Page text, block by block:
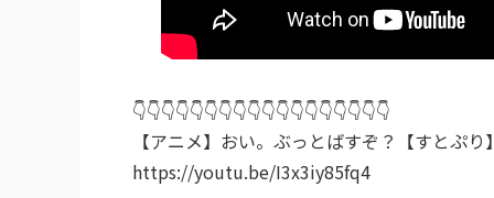
👇👇👇👇👇👇👇👇👇👇👇👇👇👇👇👇👇👇
【アニメ】おい。ぶっとばすぞ？【すとぷり
https://youtu.be/I3x3iy85fq4